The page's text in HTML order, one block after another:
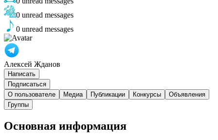
0 unread messages
0 unread messages
Алексей Жданов
Написать
Подписаться
О пользователе
Медиа Публикации Конкурсы
Объявления
Группы
Основная информация